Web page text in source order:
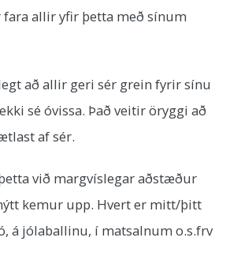
allir yfir þetta með sínum
að allir geri sér grein fyrir sínu
sé óvissa. Það veitir öryggi að
af sér.
við margvíslegar aðstæður
kemur upp. Hvert er mitt/þitt
á jólaballinu, í matsalnum o.s.frv